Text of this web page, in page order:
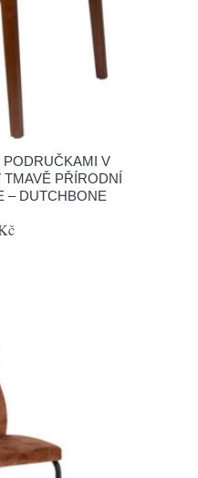
V
PŘÍRODNÍ
– DUTCHBONE